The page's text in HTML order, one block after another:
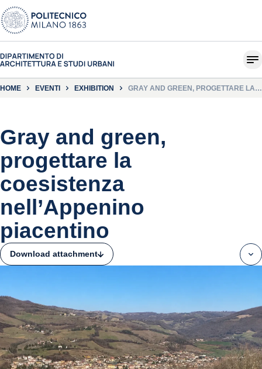
HOME EVENTI EXHIBITION
GRAY AND GREEN, PROGETTARE LA
Gray and green,
progettare la
coesistenza
nell’Appenino
piacentino
Download attachment